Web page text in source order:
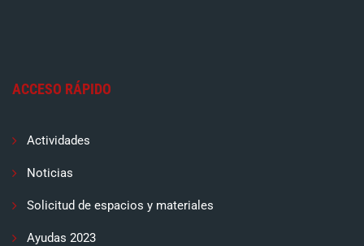
ACCESO RÁPIDO
Actividades
Noticias
Solicitud de espacios y materiales
Ayudas 2023